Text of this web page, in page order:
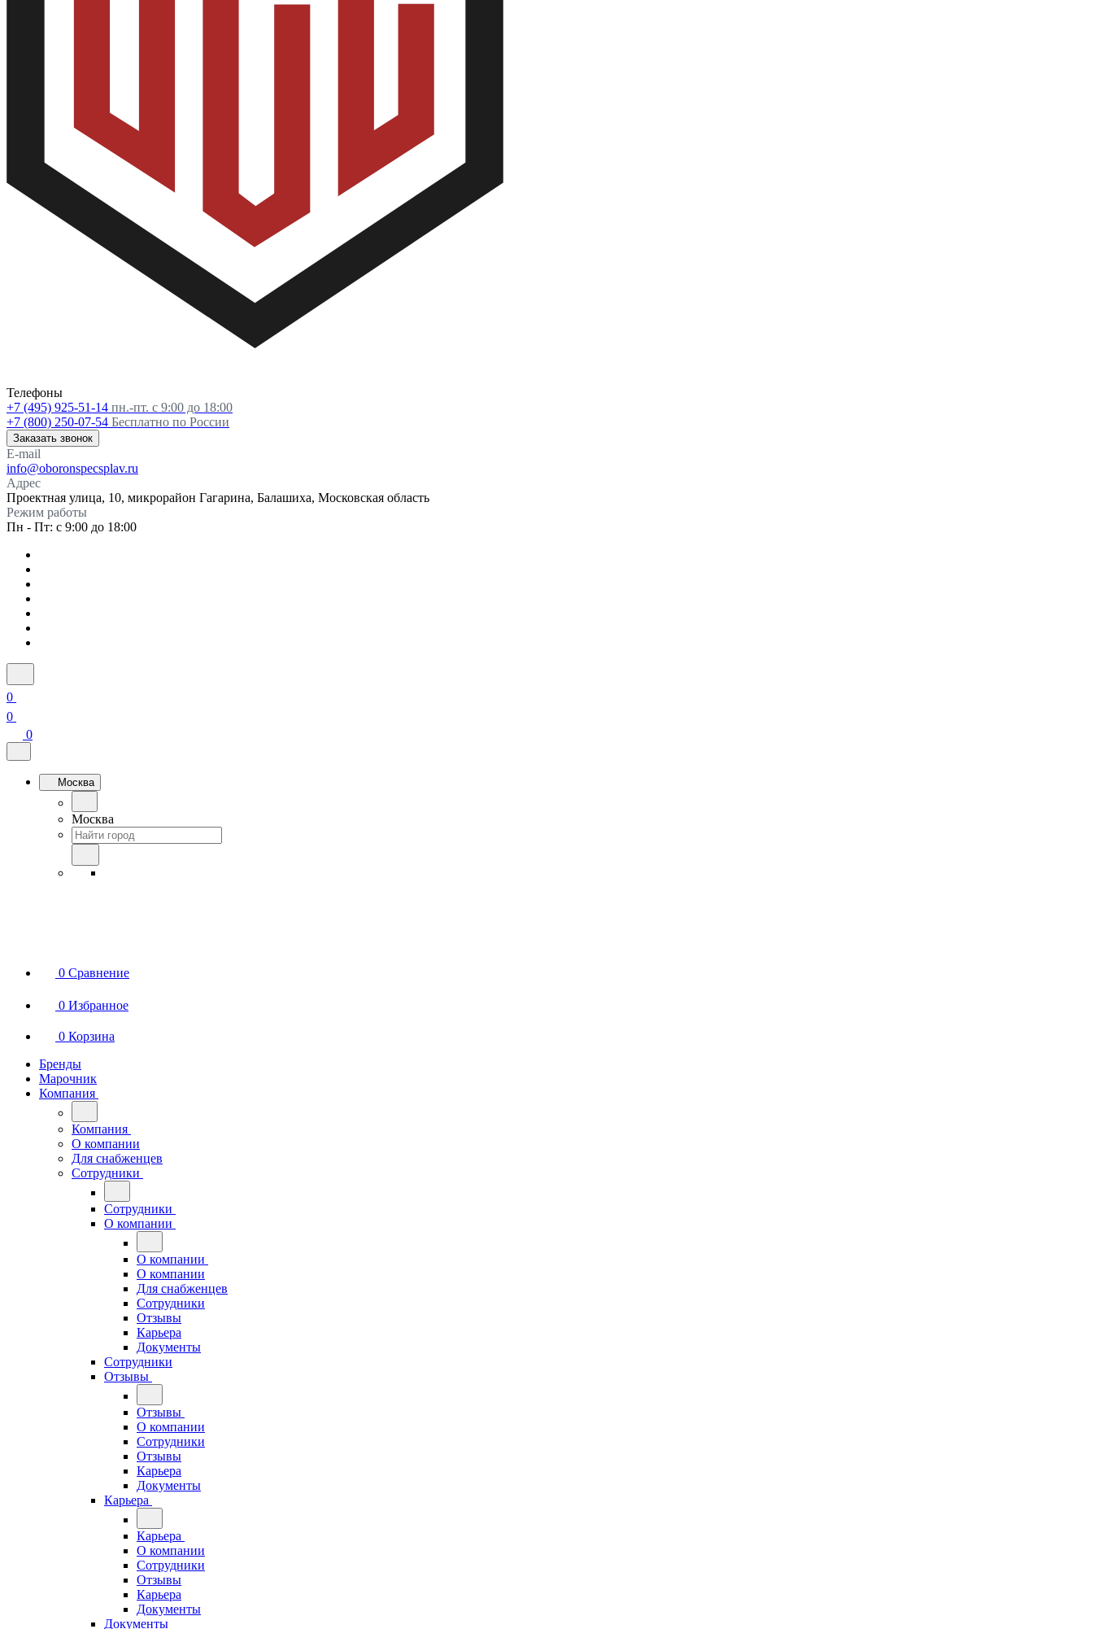
Телефоны
+7 (495) 925-51-14 пн.-пт. с 9:00 до 18:00
+7 (800) 250-07-54 Бесплатно по России
Заказать звонок
E-mail
info@oboronspecsplav.ru
Адрес
Проектная улица, 10, микрорайон Гагарина, Балашиха, Московская область
Режим работы
Пн - Пт: с 9:00 до 18:00
0
0
0
Москва
Москва
0 Сравнение
0 Избранное
0 Корзина
Бренды
Марочник
Компания
Компания
О компании
Для снабженцев
Сотрудники
Сотрудники
О компании
О компании
О компании
Для снабженцев
Сотрудники
Отзывы
Карьера
Документы
Сотрудники
Отзывы
Отзывы
О компании
Сотрудники
Отзывы
Карьера
Документы
Карьера
Карьера
О компании
Сотрудники
Отзывы
Карьера
Документы
Документы